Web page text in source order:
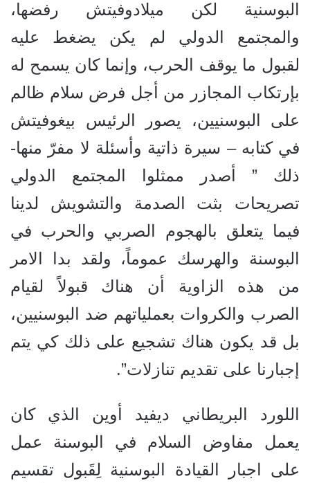
البوسنية لكن ميلادوفيتش رفضها،
والمجتمع الدولي لم يكن يضغط عليه
لقبول ما يوقف الحرب، وإنما كان يسمح له
بإرتكاب المجازر من أجل فرض سلام ظالم
على البوسنيين، يصور الرئيس بيغوفيتش
في كتابه – سيرة ذاتية وأسئلة لا مفرّ منها-
ذلك ” أصدر ممثلوا المجتمع الدولي
تصريحات بثت الصدمة والتشويش لدينا
فيما يتعلق بالهجوم الصربي والحرب في
البوسنة والهرسك عموماً، ولقد بدا الامر
من هذه الزاوية أن هناك قبولاً لقيام
الصرب والكروات بعملياتهم ضد البوسنيين،
بل قد يكون هناك تشجيع على ذلك كي يتم
إجبارنا على تقديم تنازلات”.
اللورد البريطاني ديفيد أوين الذي كان
يعمل مفاوض السلام في البوسنة عمل
على اجبار القيادة البوسنية لِقَبول تقسيم